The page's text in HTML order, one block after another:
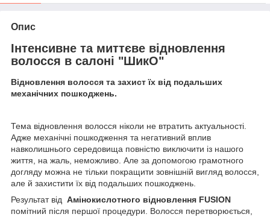
Опис
Інтенсивне та миттєве відновлення
волосся в салоні "ШикО"
Відновлення волосся та захист їх від подальших
механічних пошкоджень.
Тема відновлення волосся ніколи не втратить актуальності.
Адже механічні пошкодження та негативний вплив
навколишнього середовища повністю виключити із нашого
життя, на жаль, неможливо. Але за допомогою грамотного
догляду можна не тільки покращити зовнішній вигляд волосся,
але й захистити їх від подальших пошкоджень.
Результат від Амінокислотного відновлення FUSION
помітний після першої процедури. Волосся перетворюється,